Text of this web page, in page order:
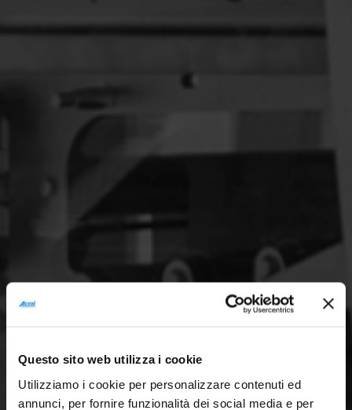
Questo sito web utilizza i cookie
Utilizziamo i cookie per personalizzare contenuti ed
annunci, per fornire funzionalità dei social media e per